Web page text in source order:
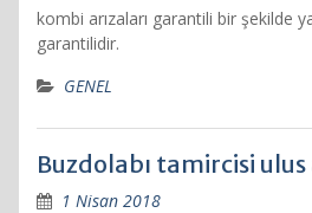
kombi arızaları garantili bir şekilde
garantilidir.
GENEL
Buzdolabı tamircisi
1 Nisan 2018